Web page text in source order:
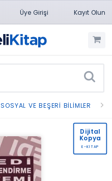
Üye Girişi Kayıt Olun
SOSYAL VE BEŞERI BILIMLER
Dijital
Kopya
E-KİTAP